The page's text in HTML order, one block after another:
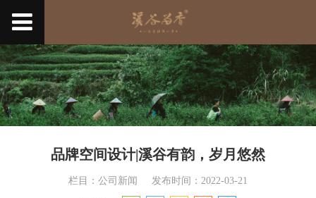
品牌空间设计|溪谷有韵，岁月悠然
栏目：公司新闻 发布时间：2022-03-21